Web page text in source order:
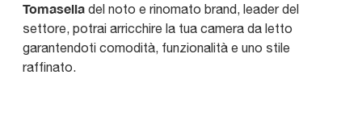
Tomasella del noto e rinomato brand, leader del
settore, potrai arricchire la tua camera da letto
garantendoti comodità, funzionalità e uno stile
raffinato.